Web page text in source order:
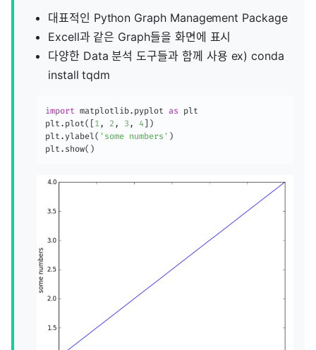
대표적인 Python Graph Management Package
Excell과 같은 Graph들을 화면에 표시
다양한 Data 분석 도구들과 함께 사용 ex) conda
install tqdm
import matplotlib. pyplot as plt
plt . plot( 1, 2 , 3 , 4
)
plt . ylabel( 'some numbers' )
plt . show( )